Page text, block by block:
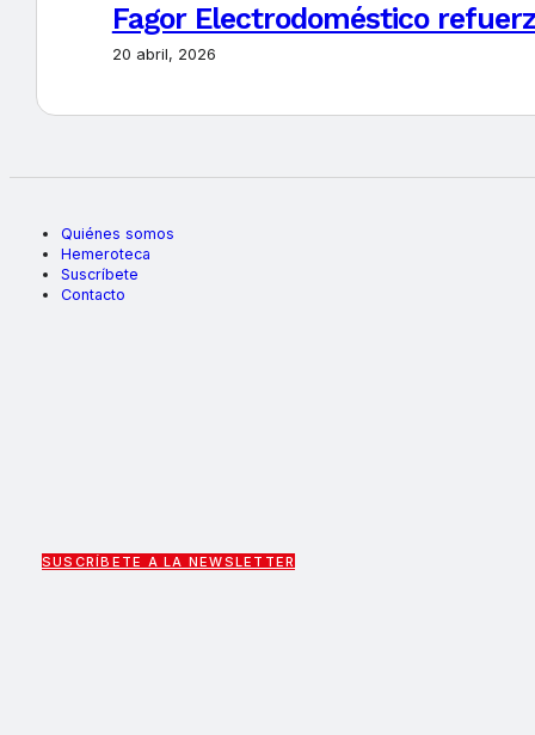
Fagor Electrodoméstico
20 abril, 2026
Quiénes somos
Hemeroteca
Suscríbete
Contacto
SUSCRÍBETE A LA NEWSLETTER